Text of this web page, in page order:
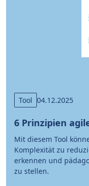
Tool 04.12.2025
6 Prinzipien
Mit diesem Tool
Komplexität zu
erkennen und
zu stellen.